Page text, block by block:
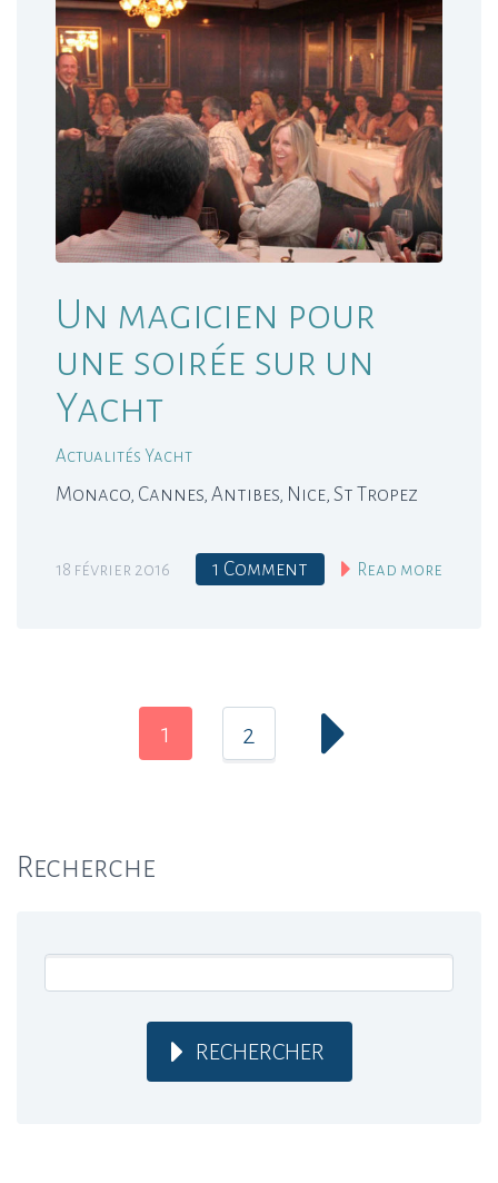
Un magicien pour
une soirée sur un
Yacht
Actualités Yacht
Monaco, Cannes, Antibes, Nice, St Tropez
18 février 2016 1 Comment Read more
1 2
Recherche
RECHERCHER